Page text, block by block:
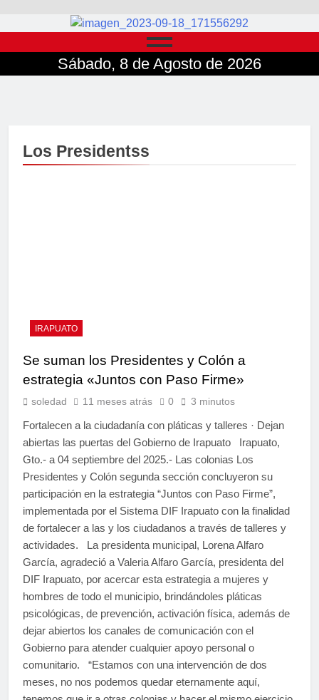
Sábado, 8 de Agosto de 2026
Los Presidentss
IRAPUATO
Se suman los Presidentes y Colón a
estrategia «Juntos con Paso Firme»
soledad 11 meses atrás 0 3 minutos
Fortalecen a la ciudadanía con pláticas y talleres · Dejan
abiertas las puertas del Gobierno de Irapuato Irapuato,
Gto.- a 04 septiembre del 2025.- Las colonias Los
Presidentes y Colón segunda sección concluyeron su
participación en la estrategia “Juntos con Paso Firme”,
implementada por el Sistema DIF Irapuato con la finalidad
de fortalecer a las y los ciudadanos a través de talleres y
actividades. La presidenta municipal, Lorena Alfaro
García, agradeció a Valeria Alfaro García, presidenta del
DIF Irapuato, por acercar esta estrategia a mujeres y
hombres de todo el municipio, brindándoles pláticas
psicológicas, de prevención, activación física, además de
dejar abiertos los canales de comunicación con el
Gobierno para atender cualquier apoyo personal o
comunitario. “Estamos con una intervención de dos
meses, no nos podemos quedar eternamente aquí,